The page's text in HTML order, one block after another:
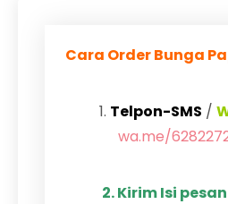
Cara Order Bunga
1. Telpon-SMS /
wa.me/
2. Kirim Isi